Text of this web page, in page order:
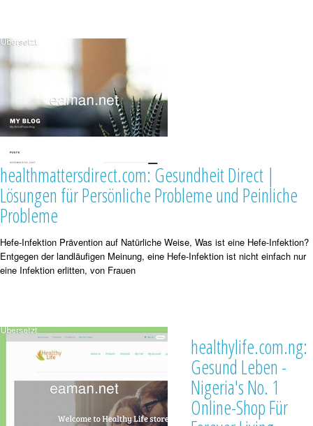
healthmattersdirect.com: Gesundheit Direct |
Lösungen für Persönliche Probleme und Peinliche
Probleme
Hefe-Infektion Prävention auf Natürliche Weise, Was ist eine Hefe-Infektion?
Entgegen der landläufigen Meinung, eine Hefe-Infektion ist nicht einfach nur
eine Infektion erlitten, von Frauen
healthylife.com.ng:
Gesund Leben -
Nigeria's No. 1
Online-Shop Für